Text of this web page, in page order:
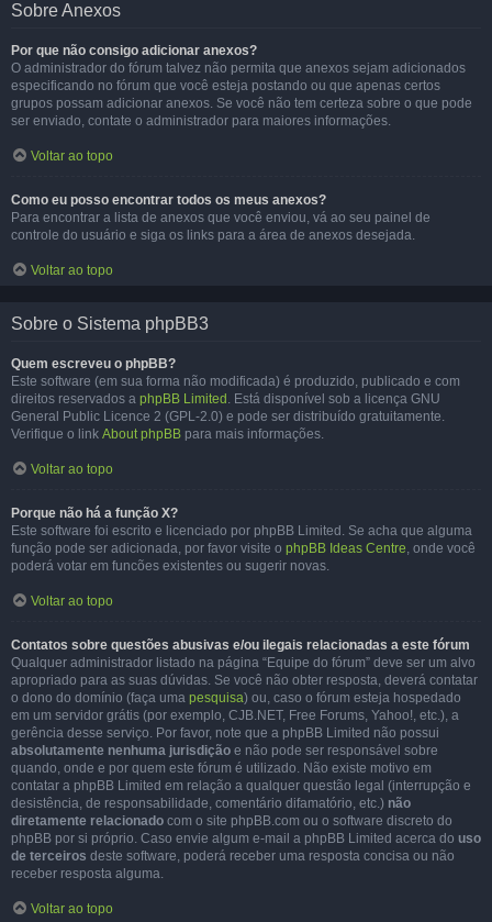
Sobre Anexos
Por que não consigo adicionar anexos?
O administrador do fórum talvez não permita que anexos sejam adicionados
especificando no fórum que você esteja postando ou que apenas certos
grupos possam adicionar anexos. Se você não tem certeza sobre o que pode
ser enviado, contate o administrador para maiores informações.
Voltar ao topo
Como eu posso encontrar todos os meus anexos?
Para encontrar a lista de anexos que você enviou, vá ao seu painel de
controle do usuário e siga os links para a área de anexos desejada.
Voltar ao topo
Sobre o Sistema phpBB3
Quem escreveu o phpBB?
Este software (em sua forma não modificada) é produzido, publicado e com
direitos reservados a phpBB Limited . Está disponível sob a licença GNU
General Public Licence 2 (GPL-2.0) e pode ser distribuído gratuitamente.
Verifique o link About phpBB para mais informações.
Voltar ao topo
Porque não há a função X?
Este software foi escrito e licenciado por phpBB Limited. Se acha que alguma
função pode ser adicionada, por favor visite o phpBB Ideas Centre, onde você
poderá votar em funcões existentes ou sugerir novas.
Voltar ao topo
Contatos sobre questões abusivas e/ou ilegais relacionadas a este fórum
Qualquer administrador listado na página “Equipe do fórum” deve ser um alvo
apropriado para as suas dúvidas. Se você não obter resposta, deverá contatar
o dono do domínio (faça uma pesquisa) ou, caso o fórum esteja hospedado
em um servidor grátis (por exemplo, CJB.NET, Free Forums, Yahoo!, etc.), a
gerência desse serviço. Por favor, note que a phpBB Limited não possui
absolutamente nenhuma jurisdição e não pode ser responsável sobre
quando, onde e por quem este fórum é utilizado. Não existe motivo em
contatar a phpBB Limited em relação a qualquer questão legal (interrupção e
desistência, de responsabilidade, comentário difamatório, etc.) não
diretamente relacionado com o site phpBB.com ou o software discreto do
phpBB por si próprio. Caso envie algum e-mail a phpBB Limited acerca do uso
de terceiros deste software, poderá receber uma resposta concisa ou não
receber resposta alguma.
Voltar ao topo